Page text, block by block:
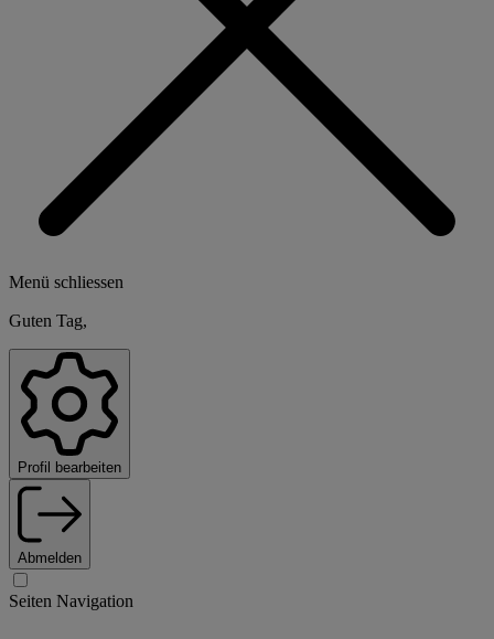
Menü schliessen
Guten Tag,
Profil bearbeiten
Abmelden
Seiten Navigation